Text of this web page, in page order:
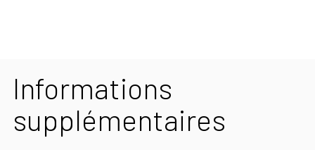
Informations
supplémentaires